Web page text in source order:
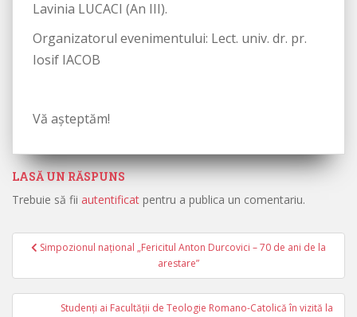
Lavinia LUCACI (An III).
Organizatorul evenimentului: Lect. univ. dr. pr.
Iosif IACOB
Vă așteptăm!
LASĂ UN RĂSPUNS
Trebuie să fii autentificat pentru a publica un comentariu.
Navigare în articole
Simpozionul naţional „Fericitul Anton Durcovici – 70 de ani de la
arestare”
Studenți ai Facultății de Teologie Romano-Catolică în vizită la